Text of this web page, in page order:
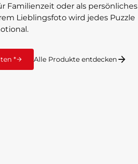
Familienzeit oder als persönliches
Lieblingsfoto wird jedes Puzzle
* Alle Produkte entdecken